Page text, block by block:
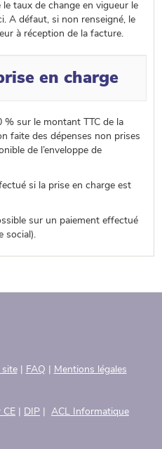
taux de change en vigueur le
A défaut, si non renseigné, le
à réception de la facture.
en charge
% sur le montant TTC de la
faite des dépenses non prises
de l’enveloppe de
si la prise en charge est
sur un paiement effectué
social).
site| FAQ Mentions légales
CE DIP ACL Informatique